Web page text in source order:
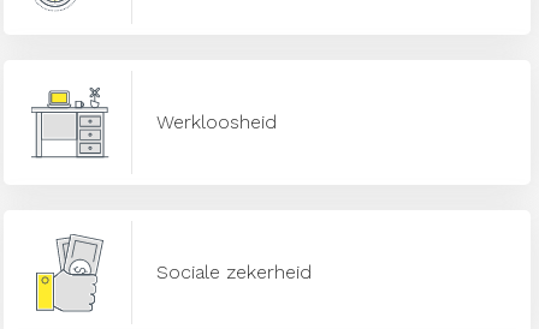
Werkloosheid
Sociale zekerheid